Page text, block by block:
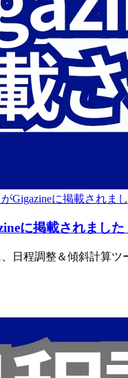
Gigazineに掲載されま
に掲載されました
日程調整＆傾斜計算ツ